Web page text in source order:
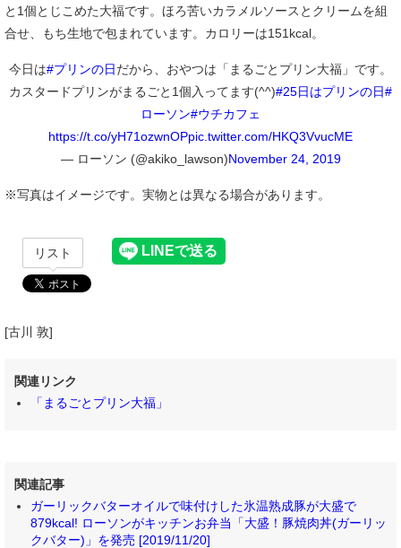
と1個とじこめた大福です。ほろ苦いカラメルソースとクリームを組
合せ、もち生地で包まれています。カロリーは151kcal。
今日は#プリンの日だから、おやつは「まるごとプリン大福」です。
カスタードプリンがまるごと1個入ってます(^^)#25日はプリンの日#
ローソン#ウチカフェ
https://t.co/yH71ozwnOPpic.twitter.com/HKQ3VvucME
— ローソン (@akiko_lawson)November 24, 2019
※写真はイメージです。実物とは異なる場合があります。
リスト
[古川 敦]
関連リンク
「まるごとプリン大福」
関連記事
ガーリックバターオイルで味付けした氷温熟成豚が大盛で
879kcal! ローソンがキッチンお弁当「大盛！豚焼肉丼(ガーリッ
クバター)」を発売 [2019/11/20]